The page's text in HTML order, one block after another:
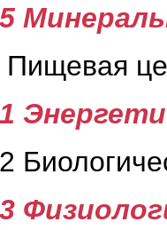
Пищевая